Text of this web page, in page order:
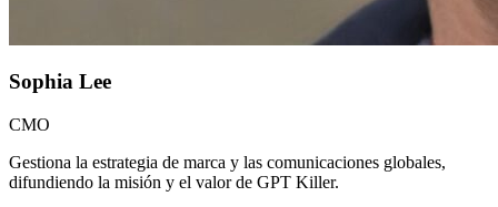
Sophia Lee
CMO
Gestiona la estrategia de marca y las comunicaciones globales,
difundiendo la misión y el valor de GPT Killer.